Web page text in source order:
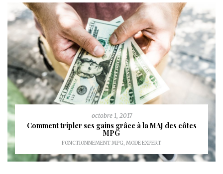
octobre 1, 2017
Comment tripler ses gains grâce à la MAJ des côtes
MPG
FONCTIONNEMENT MPG, MODE EXPERT